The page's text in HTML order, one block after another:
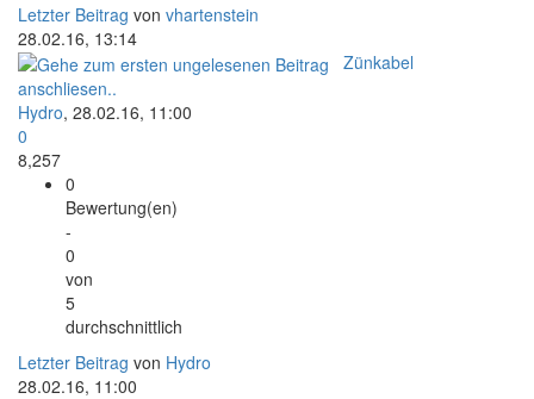
Letzter Beitrag von vhartenstein
28.02.16, 13:14
Zünkabel
anschliesen..
Hydro, 28.02.16, 11:00
0
8,257
0
Bewertung(en)
-
0
von
5
durchschnittlich
Letzter Beitrag von Hydro
28.02.16, 11:00